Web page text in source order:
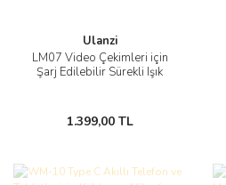
Ulanzi
LM07 Video Çekimleri için
Şarj Edilebilir Sürekli Işık
1.399,00 TL